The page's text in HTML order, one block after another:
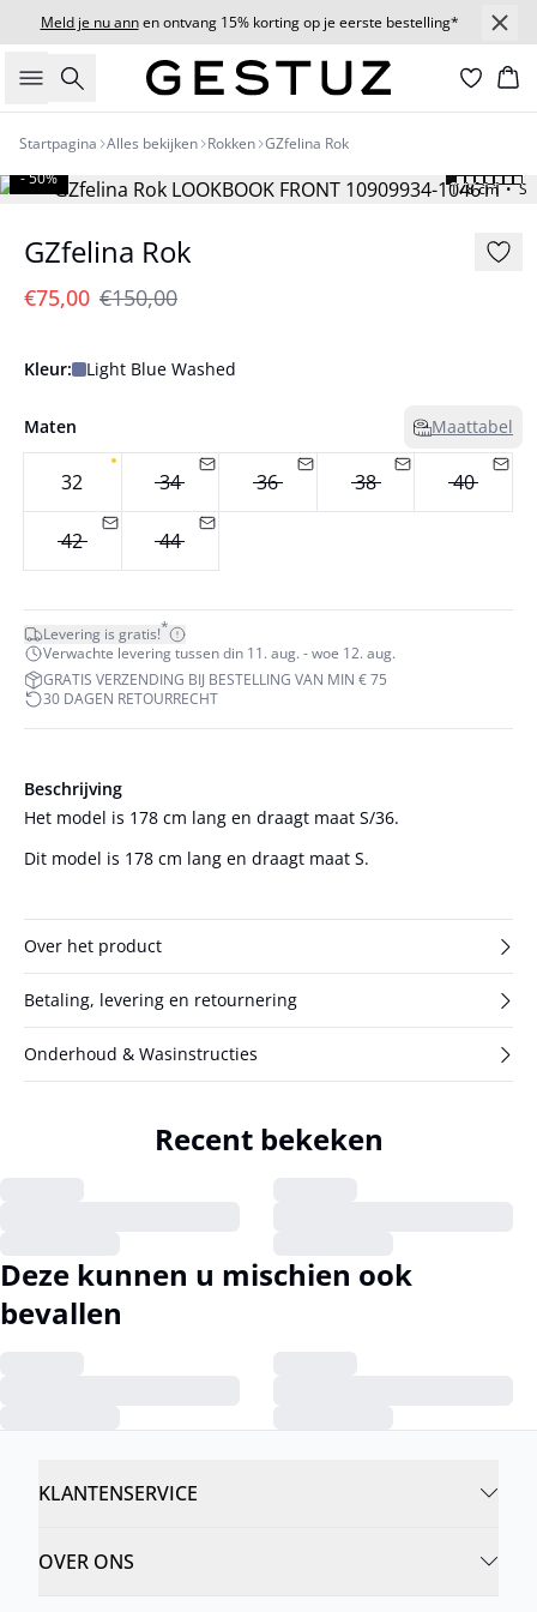
Meld je nu annen ontvang 15% korting op je eerste bestelling*
Zoeken
Startpagina Alles bekijken Rokken GZfelina Rok
178 cm • S
- 50%
GZfelina Rok
€75,00 €150,00
Kleur: Light Blue Washed
Maten Maattabel
32 34 36 38 40
42 44
Levering is gratis!*
Verwachte levering tussen din 11. aug. - woe 12. aug.
GRATIS VERZENDING BIJ BESTELLING VAN MIN € 75
30 DAGEN RETOURRECHT
Beschrijving
Het model is 178 cm lang en draagt maat S/36.
Dit model is 178 cm lang en draagt maat S.
Over het product
Betaling, levering en retournering
Onderhoud & Wasinstructies
Recent bekeken
Deze kunnen u mischien ook
bevallen
KLANTENSERVICE
OVER ONS